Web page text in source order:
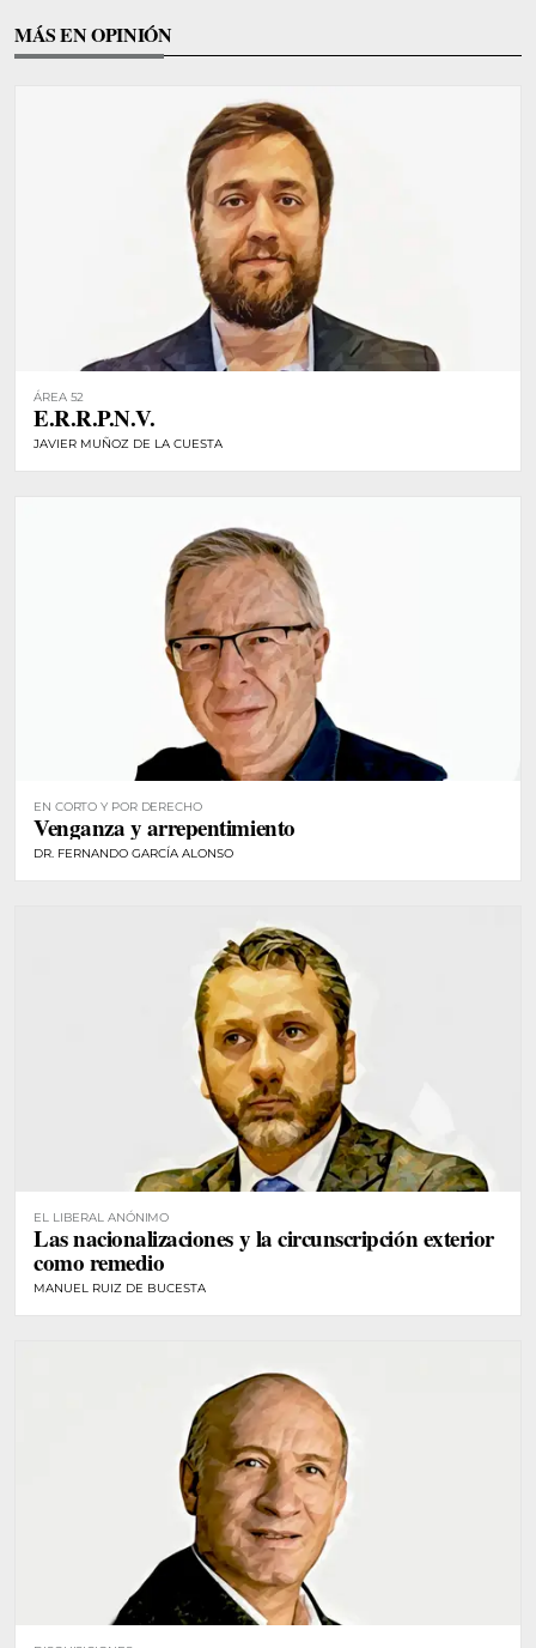
MÁS EN OPINIÓN
ÁREA 52
E.R.R.P.N.V.
JAVIER MUÑOZ DE LA CUESTA
EN CORTO Y POR DERECHO
Venganza y arrepentimiento
DR. FERNANDO GARCÍA ALONSO
EL LIBERAL ANÓNIMO
Las nacionalizaciones y la circunscripción exterior
como remedio
MANUEL RUIZ DE BUCESTA